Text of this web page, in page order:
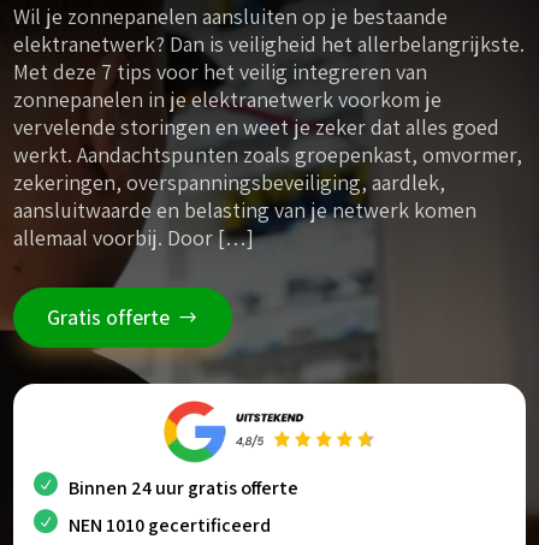
Wil je zonnepanelen aansluiten op je bestaande
elektranetwerk? Dan is veiligheid het allerbelangrijkste.
Met deze 7 tips voor het veilig integreren van
zonnepanelen in je elektranetwerk voorkom je
vervelende storingen en weet je zeker dat alles goed
werkt. Aandachtspunten zoals groepenkast, omvormer,
zekeringen, overspanningsbeveiliging, aardlek,
aansluitwaarde en belasting van je netwerk komen
allemaal voorbij. Door […]
Gratis offerte
Binnen 24 uur gratis offerte
NEN 1010 gecertificeerd